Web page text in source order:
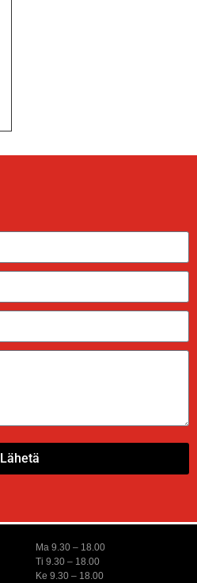
Lähetä
Ma 9.30 – 18.00
Ti 9.30 – 18.00
Ke 9.30 – 18.00